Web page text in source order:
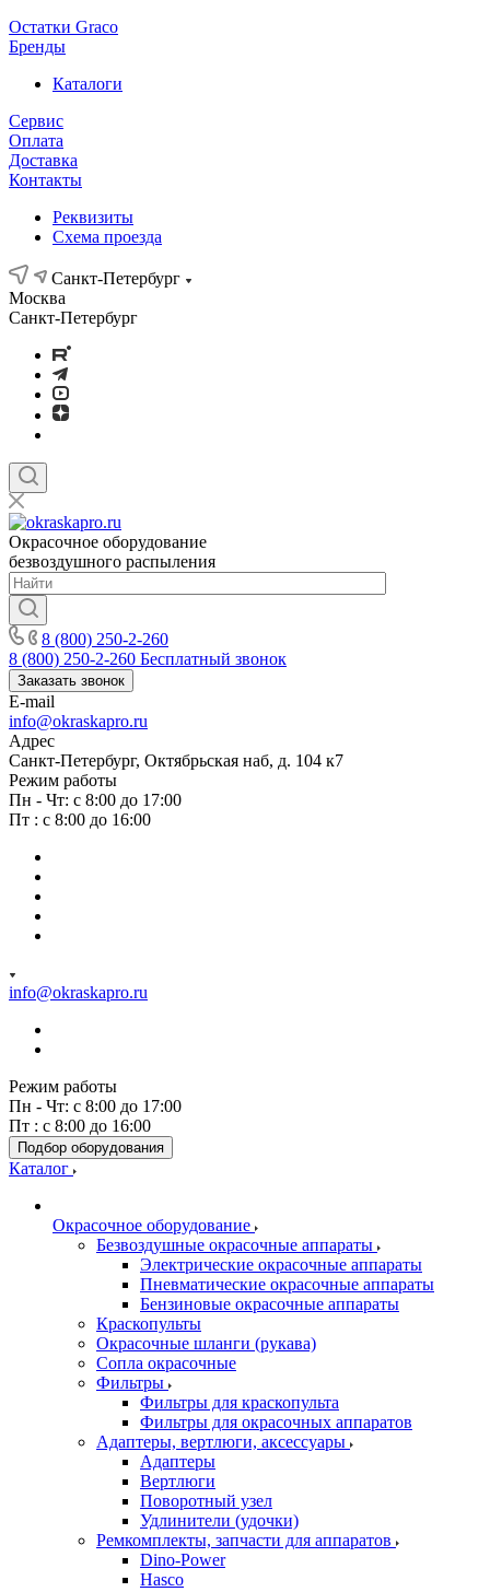
Остатки Graco
Бренды
Каталоги
Сервис
Оплата
Доставка
Контакты
Реквизиты
Схема проезда
Санкт-Петербург
Москва
Санкт-Петербург
Окрасочное оборудование
безвоздушного распыления
8 (800) 250-2-260
8 (800) 250-2-260 Бесплатный звонок
Заказать звонок
E-mail
info@okraskapro.ru
Адрес
Санкт-Петербург, Октябрьская наб, д. 104 к7
Режим работы
Пн - Чт: с 8:00 до 17:00
Пт : с 8:00 до 16:00
info@okraskapro.ru
Режим работы
Пн - Чт: с 8:00 до 17:00
Пт : с 8:00 до 16:00
Подбор оборудования
Каталог
Окрасочное оборудование
Безвоздушные окрасочные аппараты
Электрические окрасочные аппараты
Пневматические окрасочные аппараты
Бензиновые окрасочные аппараты
Краскопульты
Окрасочные шланги (рукава)
Сопла окрасочные
Фильтры
Фильтры для краскопульта
Фильтры для окрасочных аппаратов
Адаптеры, вертлюги, аксессуары
Адаптеры
Вертлюги
Поворотный узел
Удлинители (удочки)
Ремкомплекты, запчасти для аппаратов
Dino-Power
Hasco